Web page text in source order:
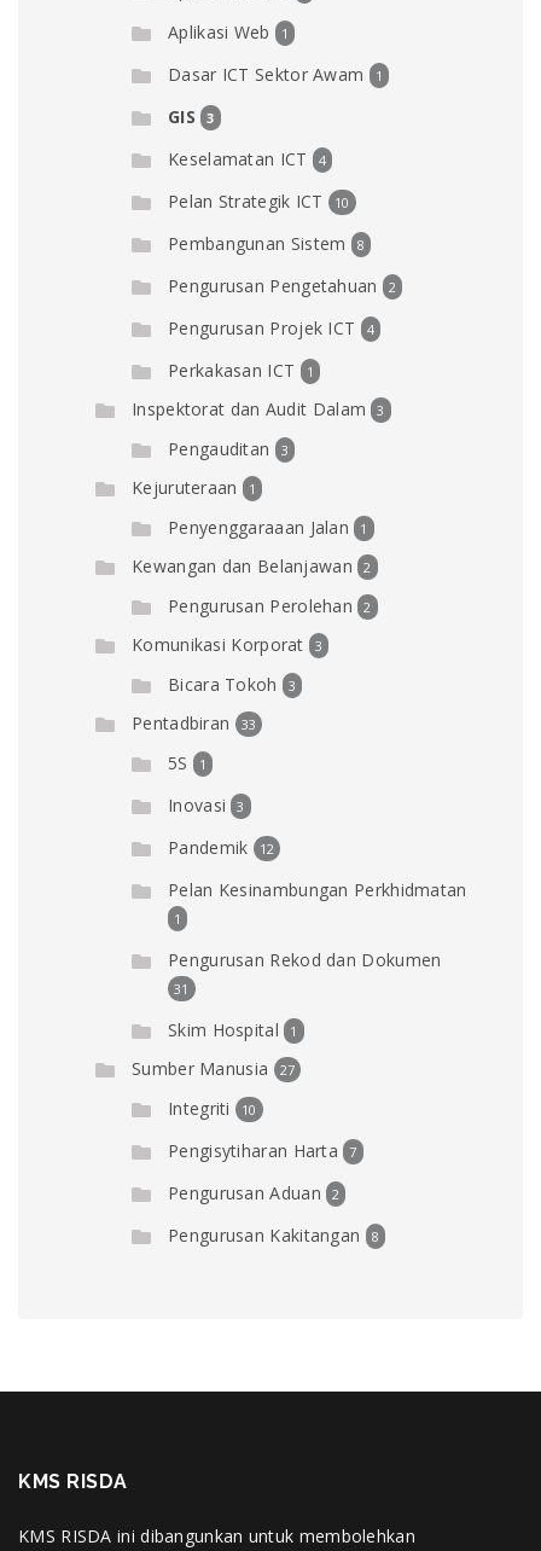
Aplikasi Web 1
Dasar ICT Sektor Awam 1
GIS 3
Keselamatan ICT 4
Pelan Strategik ICT 10
Pembangunan Sistem 8
Pengurusan Pengetahuan 2
Pengurusan Projek ICT 4
Perkakasan ICT 1
Inspektorat dan Audit Dalam 3
Pengauditan 3
Kejuruteraan 1
Penyenggaraaan Jalan 1
Kewangan dan Belanjawan 2
Pengurusan Perolehan 2
Komunikasi Korporat 3
Bicara Tokoh 3
Pentadbiran 33
5S 1
Inovasi 3
Pandemik 12
Pelan Kesinambungan Perkhidmatan
1
Pengurusan Rekod dan Dokumen
31
Skim Hospital 1
Sumber Manusia 27
Integriti 10
Pengisytiharan Harta 7
Pengurusan Aduan 2
Pengurusan Kakitangan 8
KMS RISDA
KMS RISDA ini dibangunkan untuk membolehkan